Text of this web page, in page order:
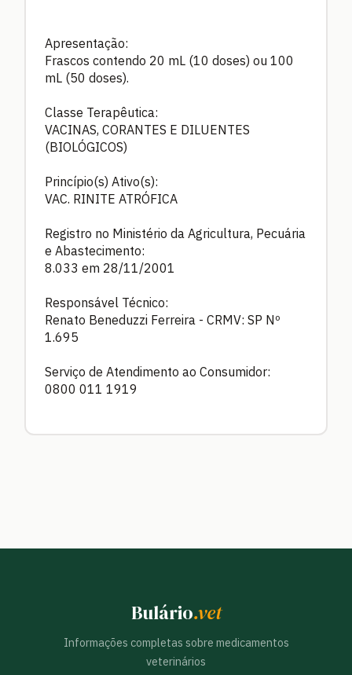
Apresentação:
Frascos contendo 20 mL (10 doses) ou 100
mL (50 doses).
Classe Terapêutica:
VACINAS, CORANTES E DILUENTES
(BIOLÓGICOS)
Princípio(s) Ativo(s):
VAC. RINITE ATRÓFICA
Registro no Ministério da Agricultura, Pecuária
e Abastecimento:
8.033 em 28/11/2001
Responsável Técnico:
Renato Beneduzzi Ferreira - CRMV: SP Nº
1.695
Serviço de Atendimento ao Consumidor:
0800 011 1919
Bulário.vet
Informações completas sobre medicamentos
veterinários